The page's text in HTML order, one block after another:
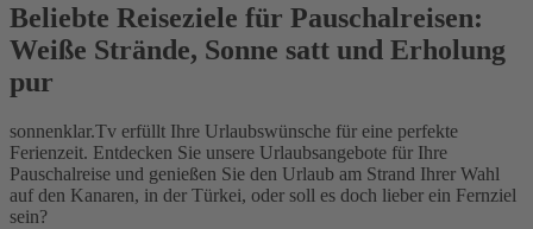
Beliebte Reiseziele für Pauschalreisen:
Weiße Strände, Sonne satt und Erholung
pur
sonnenklar.Tv erfüllt Ihre Urlaubswünsche für eine perfekte
Ferienzeit. Entdecken Sie unsere Urlaubsangebote für Ihre
Pauschalreise und genießen Sie den Urlaub am Strand Ihrer Wahl
auf den Kanaren, in der Türkei, oder soll es doch lieber ein Fernziel
sein?